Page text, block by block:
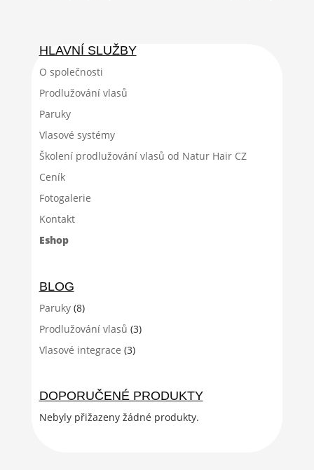
HLAVNÍ SLUŽBY
O společnosti
Prodlužování vlasů
Paruky
Vlasové systémy
Školení prodlužování vlasů od Natur Hair CZ
Ceník
Fotogalerie
Kontakt
Eshop
BLOG
Paruky(8)
Prodlužování vlasů (3)
Vlasové integrace (3)
DOPORUČENÉ PRODUKTY
Nebyly přižazeny žádné produkty.